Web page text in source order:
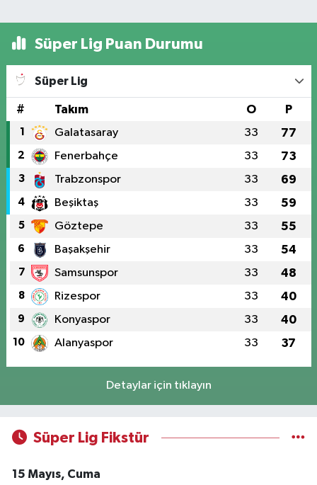
Süper Lig Puan Durumu
Süper Lig
# Takım O P
1 Galatasaray 33 77
2 Fenerbahçe 33 73
3 Trabzonspor 33 69
4 Beşiktaş 33 59
5 Göztepe 33 55
6 Başakşehir 33 54
7 Samsunspor 33 48
8 Rizespor 33 40
9 Konyaspor 33 40
10 Alanyaspor 33 37
Detaylar için tıklayın
Süper Lig Fikstür
15 Mayıs, Cuma